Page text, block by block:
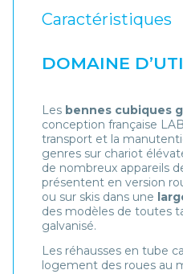
Caractéristiques
DOMAINE
Les bennes cubiques
conception française
transport et la
genres sur chariot
de nombreux appareils
présentent en version
ou sur skis dans une
des modèles de toutes
galvanisé.
Les réhausses en tube
logement des roues au